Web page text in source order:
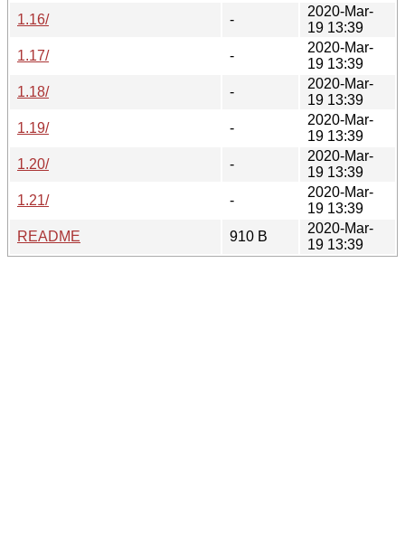
1.16/
-
2020-Mar-
19 13:39
1.17/
-
2020-Mar-
19 13:39
1.18/
-
2020-Mar-
19 13:39
1.19/
-
2020-Mar-
19 13:39
1.20/
-
2020-Mar-
19 13:39
1.21/
-
2020-Mar-
19 13:39
README
910 B
2020-Mar-
19 13:39